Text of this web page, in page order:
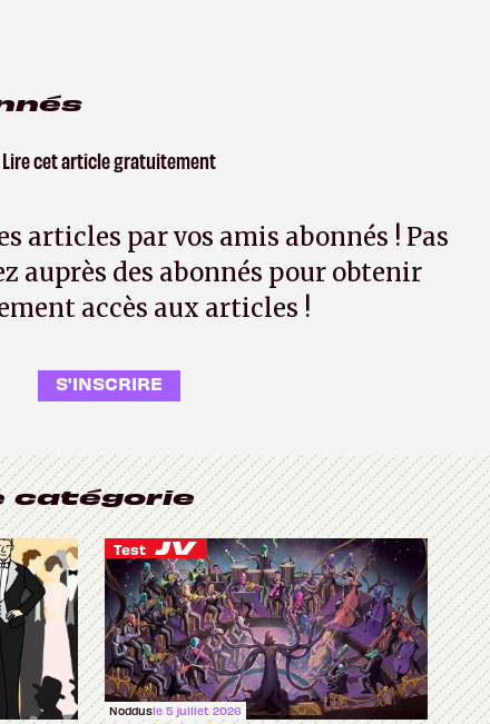
Lire cet article gratuitement
articles par vos amis abonnés ! Pas
auprès des abonnés pour obtenir
accès aux articles !
S'INSCRIRE
catégorie
Test
Noddusle 5 juillet 2026